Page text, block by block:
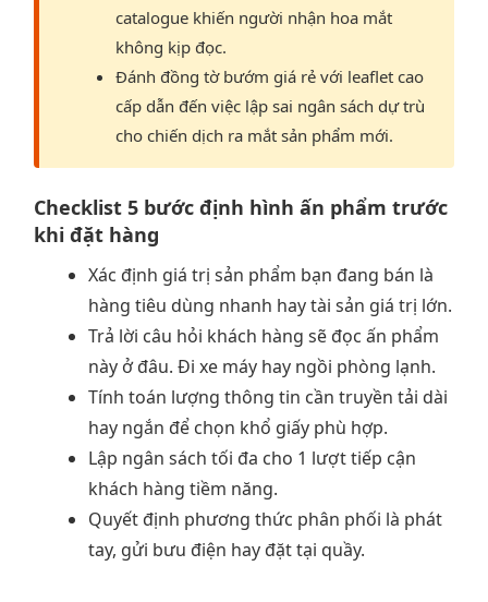
catalogue khiến người nhận hoa mắt
không kịp đọc.
Đánh đồng tờ bướm giá rẻ với leaflet cao
cấp dẫn đến việc lập sai ngân sách dự trù
cho chiến dịch ra mắt sản phẩm mới.
Checklist 5 bước định hình ấn phẩm trước
khi đặt hàng
Xác định giá trị sản phẩm bạn đang bán là
hàng tiêu dùng nhanh hay tài sản giá trị lớn.
Trả lời câu hỏi khách hàng sẽ đọc ấn phẩm
này ở đâu. Đi xe máy hay ngồi phòng lạnh.
Tính toán lượng thông tin cần truyền tải dài
hay ngắn để chọn khổ giấy phù hợp.
Lập ngân sách tối đa cho 1 lượt tiếp cận
khách hàng tiềm năng.
Quyết định phương thức phân phối là phát
tay, gửi bưu điện hay đặt tại quầy.